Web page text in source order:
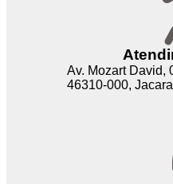
Av. Mozart David,
46310-000,